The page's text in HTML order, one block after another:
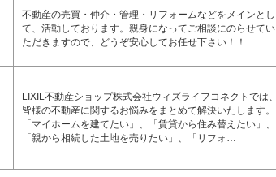
不動産の売買・仲介・管理・リフォームなどをメインとし
て、活動しております。親身になってご相談にのらせてい
ただきますので、どうぞ安心してお任せ下さい！！
LIXIL不動産ショップ株式会社ウィズライフコネクトでは、
皆様の不動産に関するお悩みをまとめて解決いたします。
「マイホームを建てたい」、「賃貸から住み替えたい」、
「親から相続した土地を売りたい」、「リフォ…